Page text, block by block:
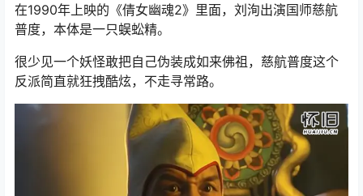
在1990年上映的《倩女幽魂2》里面，刘洵出演国师慈航
普度，本体是一只蜈蚣精。
很少见一个妖怪敢把自己伪装成如来佛祖，慈航普度这个
反派简直就狂拽酷炫，不走寻常路。